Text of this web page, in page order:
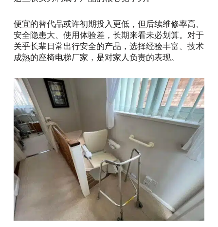
便宜的替代品或许初期投入更低，但后续维修率高、
安全隐患大、使用体验差，长期来看未必划算。对于
关乎长辈日常出行安全的产品，选择经验丰富、技术
成熟的座椅电梯厂家，是对家人负责的表现。